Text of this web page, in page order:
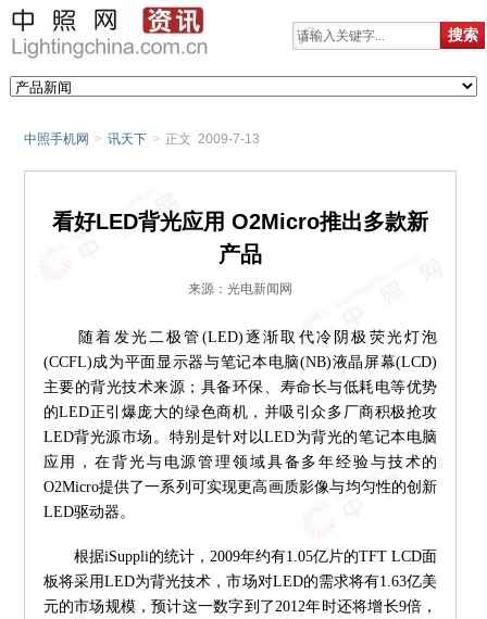
中照手机网 > 讯天下 > 正文 2009-7-13
看好LED背光应用 O2Micro推出多款新
产品
来源：光电新闻网
随着发光二极管(LED)逐渐取代冷阴极荧光灯泡
(CCFL)成为平面显示器与笔记本电脑(NB)液晶屏幕(LCD)
主要的背光技术来源；具备环保、寿命长与低耗电等优势
的LED正引爆庞大的绿色商机，并吸引众多厂商积极抢攻
LED背光源市场。特别是针对以LED为背光的笔记本电脑
应用，在背光与电源管理领域具备多年经验与技术的
O2Micro提供了一系列可实现更高画质影像与均匀性的创新
LED驱动器。
根据iSuppli的统计，2009年约有1.05亿片的TFT LCD面
板将采用LED为背光技术，市场对LED的需求将有1.63亿美
元的市场规模，预计这一数字到了2012年时还将增长9倍，